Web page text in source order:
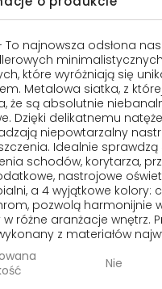
- To najnowsza odsłona
które wyróżniają się
Metalowa siatka, z
że są absolutnie
Dzięki delikatnemu
niepowtarzalny
Idealnie sprawdzą
schodów, korytarza,
nastrojowe
a 4 wyjątkowe kolory:
pozwolą harmonijnie
w różne aranżacje wnętrz.
z materiałów
Nie